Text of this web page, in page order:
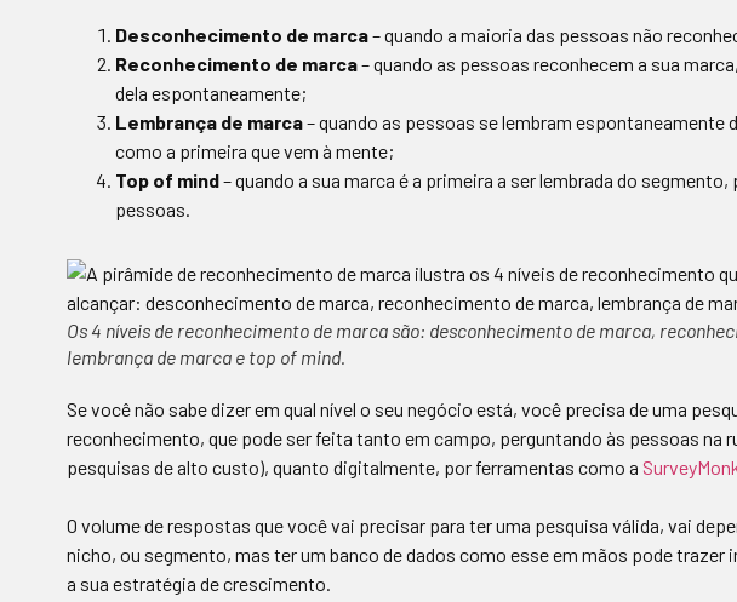
Desconhecimento de marca– quando a maioria das pessoas não
Reconhecimento de marca– quando as pessoas reconhecem a sua
dela espontaneamente;
Lembrança de marca– quando as pessoas se lembram espontaneamente
como a primeira que vem à mente;
Top of mind– quando a sua marca é a primeira a ser lembrada do
pessoas.
Os 4 níveis de reconhecimento de marca são: desconhecimento de marca,
lembrança de marca e top of mind.
Se você não sabe dizer em qual nível o seu negócio está, você precisa de uma
reconhecimento, que pode ser feita tanto em campo, perguntando às pessoas na
pesquisas de alto custo), quanto digitalmente, por ferramentas como a
O volume de respostas que você vai precisar para ter uma pesquisa válida, vai
nicho, ou segmento, mas ter um banco de dados como esse em mãos pode trazer
a sua estratégia de crescimento.